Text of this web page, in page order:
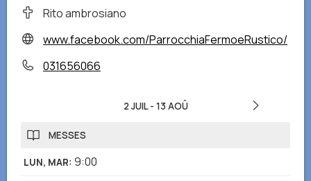
Rito ambrosiano
www.facebook.com/ParrocchiaFermoeRustico/
031656066
2 JUIL- 13 AOÛ
MESSES
LUN, MAR: 9:00